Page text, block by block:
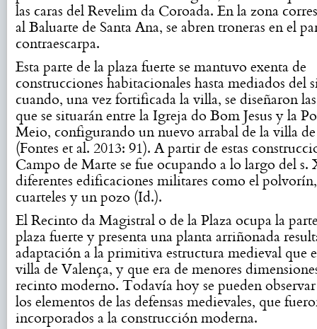
las caras del Revelim da Coroada. En la zona
al Baluarte de Santa Ana, se abren troneras en el
contraescarpa.
Esta parte de la plaza fuerte se mantuvo exenta de
construcciones habitacionales hasta mediados
cuando, una vez fortificada la villa, se diseñaron
que se situarán entre la Igreja do Bom Jesus y la
Meio, configurando un nuevo arrabal de la villa
(Fontes et al. 2013: 91). A partir de estas
Campo de Marte se fue ocupando a lo largo del
diferentes edificaciones militares como el
cuarteles y un pozo (Id.).
El Recinto da Magistral o de la Plaza ocupa la
plaza fuerte y presenta una planta arriñonada
adaptación a la primitiva estructura medieval que
villa de Valença, y que era de menores
recinto moderno. Todavía hoy se pueden
los elementos de las defensas medievales, que
incorporados a la construcción moderna.